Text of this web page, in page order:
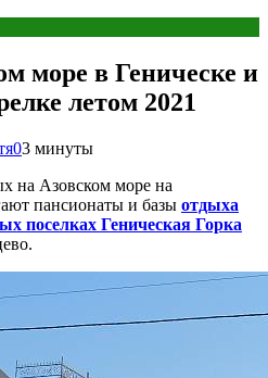
море в Геническе и
летом 2021
03 минуты
на Азовском море на
пансионаты и базы отдыха
поселках Геническая Горка